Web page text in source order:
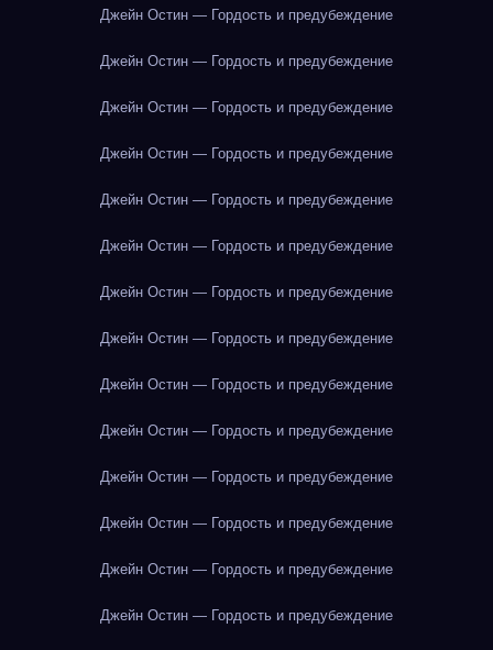
Джейн Остин — Гордость и предубеждение
Джейн Остин — Гордость и предубеждение
Джейн Остин — Гордость и предубеждение
Джейн Остин — Гордость и предубеждение
Джейн Остин — Гордость и предубеждение
Джейн Остин — Гордость и предубеждение
Джейн Остин — Гордость и предубеждение
Джейн Остин — Гордость и предубеждение
Джейн Остин — Гордость и предубеждение
Джейн Остин — Гордость и предубеждение
Джейн Остин — Гордость и предубеждение
Джейн Остин — Гордость и предубеждение
Джейн Остин — Гордость и предубеждение
Джейн Остин — Гордость и предубеждение